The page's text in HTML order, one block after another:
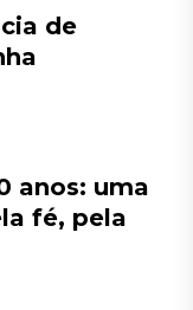
de
anos: uma
fé, pela